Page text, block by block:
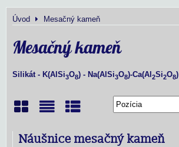
Úvod Mesačný kameň
Mesačný kameň
Silikát - K(AlSi3O8) - Na(AlSi3O8)-Ca(Al 2Si2O8)
Mriežka
Náušnice mesačný kameň